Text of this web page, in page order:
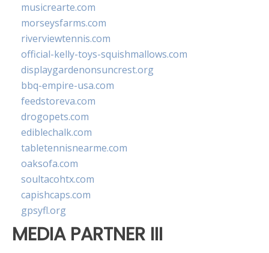
musicrearte.com
morseysfarms.com
riverviewtennis.com
official-kelly-toys-squishmallows.com
displaygardenonsuncrest.org
bbq-empire-usa.com
feedstoreva.com
drogopets.com
ediblechalk.com
tabletennisnearme.com
oaksofa.com
soultacohtx.com
capishcaps.com
gpsyfl.org
MEDIA PARTNER III